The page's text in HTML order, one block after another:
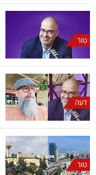
קריפטו
ויראלי
טלוויזיה
עסקי
ספורט
קריירה
ולימודים
טור
דעה
טור